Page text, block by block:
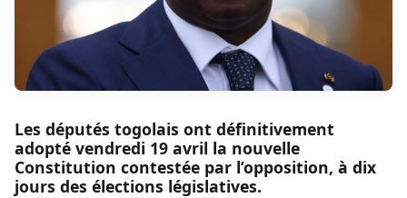
Les députés togolais ont définitivement
adopté vendredi 19 avril la nouvelle
Constitution contestée par l’opposition, à dix
jours des élections législatives.